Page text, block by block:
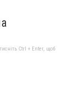
Ctrl + Enter, щоб